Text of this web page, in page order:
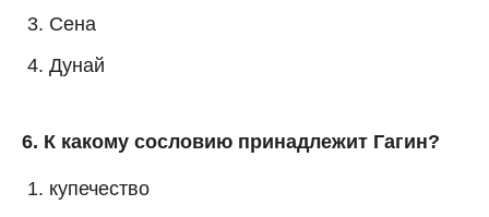
Сена
Дунай
6. К какому сословию принадлежит Гагин?
купечество